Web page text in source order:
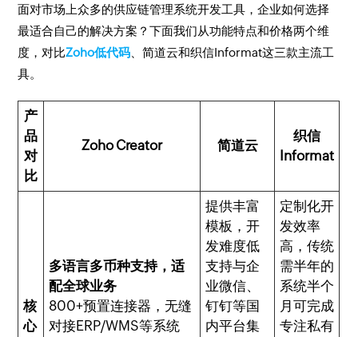
面对市场上众多的供应链管理系统开发工具，企业如何选择
最适合自己的解决方案？下面我们从功能特点和价格两个维
度，对比Zoho低代码 、简道云和织信Informat这三款主流工
具。
产
品
对
比
Zoho Creator 简道云
织信
Informat
核
心
多语言多币种支持，适
配全球业务
800+预置连接器，无缝
对接ERP/WMS等系统
提供丰富
模板，开
发难度低
支持与企
业微信、
钉钉等国
内平台集
定制化开
发效率
高，传统
需半年的
系统半个
月可完成
专注私有